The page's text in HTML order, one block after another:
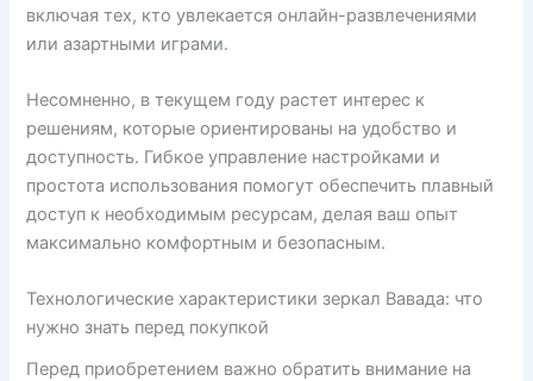
включая тех, кто увлекается онлайн-развлечениями
или азартными играми.
Несомненно, в текущем году растет интерес к
решениям, которые ориентированы на удобство и
доступность. Гибкое управление настройками и
простота использования помогут обеспечить плавный
доступ к необходимым ресурсам, делая ваш опыт
максимально комфортным и безопасным.
Технологические характеристики зеркал Вавада: что
нужно знать перед покупкой
Перед приобретением важно обратить внимание на